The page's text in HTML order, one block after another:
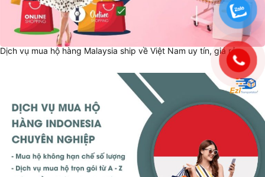
Dịch vụ mua hộ hàng Malaysia ship về Việt Nam uy tín, giá rẻ